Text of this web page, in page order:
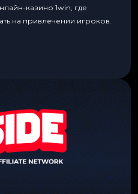
казино 1win, где
на привлечении игроков.